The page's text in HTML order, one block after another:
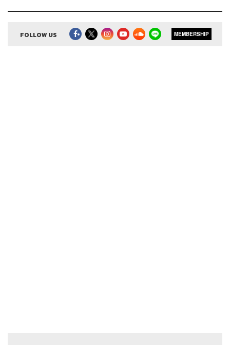
ผ่านแอปพลิเคชันต่างๆ ที่คุณสะดวกหรือใช้อยู่แล้วได้เลย
FOLLOW US MEMBERSHIP